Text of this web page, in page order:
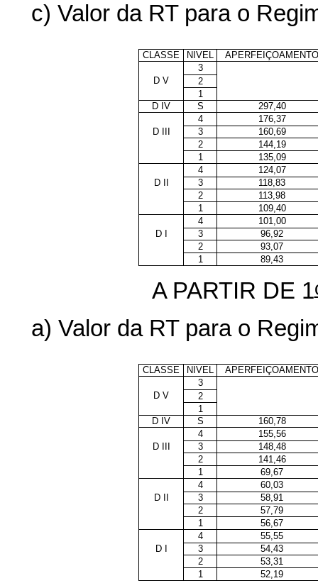
c) Valor da RT para o
CLASSE NIVEL
APERFEIÇOAMENTO
3
D V
2
1
D IV
S
297,40
4
176,37
D III
3
160,69
2
144,19
1
135,09
4
124,07
D II
3
118,83
2
113,98
1
109,40
4
101,00
D I
3
96,92
2
93,07
1
89,43
A PARTIR DE 1
a) Valor da RT para o
CLASSE NIVEL
APERFEIÇOAMENTO
3
D V
2
1
D IV
S
160,78
4
155,56
D III
3
148,48
2
141,46
1
69,67
4
60,03
D II
3
58,91
2
57,79
1
56,67
4
55,55
D I
3
54,43
2
53,31
1
52,19